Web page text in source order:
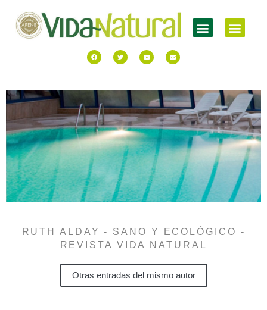
RUTH ALDAY - SANO Y ECOLÓGICO -
REVISTA VIDA NATURAL
Otras entradas del mismo autor